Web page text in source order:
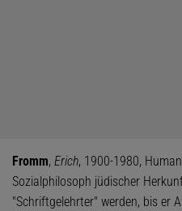
Fromm, Erich, 1900-1980,
Sozialphilosoph jüdischer
"Schriftgelehrter" werden, bis er